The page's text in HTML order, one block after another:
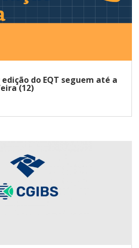
edição do EQT seguem até a
(12)